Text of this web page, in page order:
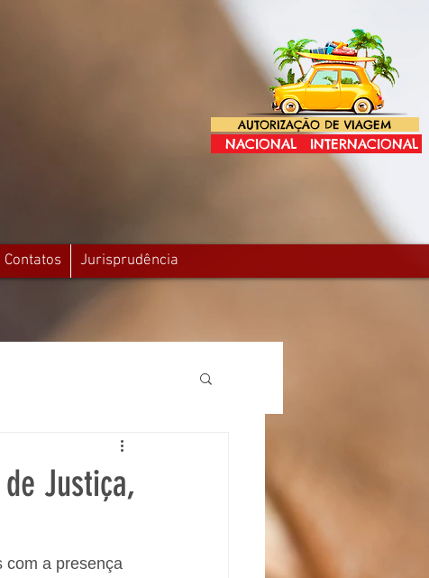
AUTORIZAÇÃO DE VIAGEM
NACIONAL INTERNACIONAL
Contatos Jurisprudência
Justiça,
com a presença